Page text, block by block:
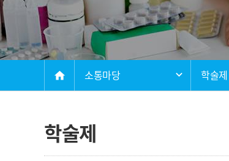
home 소통마당 학술제
학술제